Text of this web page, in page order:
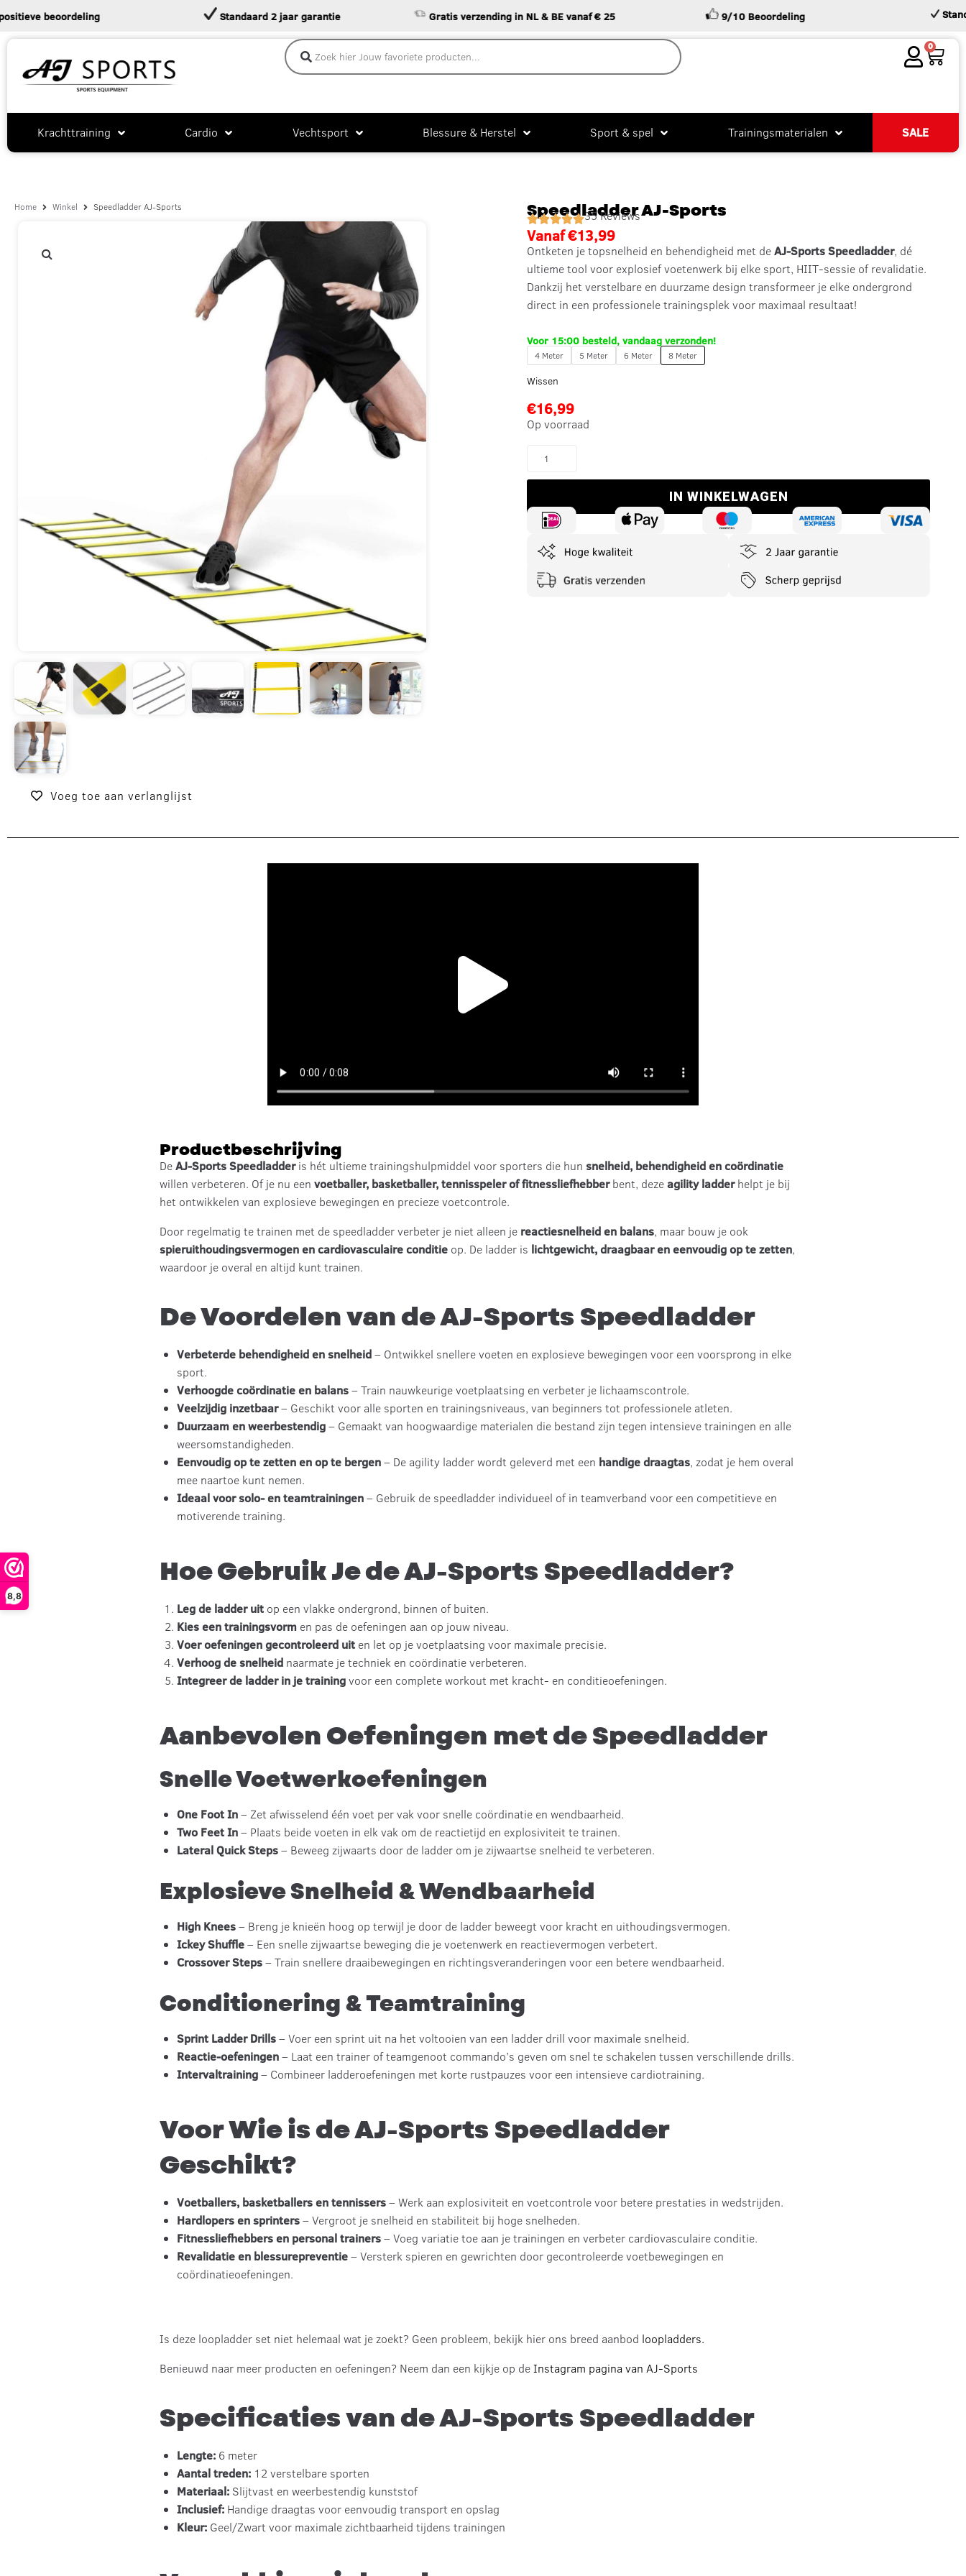
8,8
beoordeling Standaard 2 jaar garantie Gratis verzending in NL & BE vanaf € 25 9/10 Beoordeling
0
Krachttraining Cardio Vechtsport Blessure & Herstel Sport & spel Trainingsmaterialen SALE
Home Winkel Speedladder AJ-Sports
Voeg toe aan verlanglijst
Speedladder AJ-Sports
35 Reviews
Vanaf€13,99
Ontketen je topsnelheid en behendigheid met deAJ-Sports Speedladder, dé
ultieme tool voor explosief voetenwerk bij elke sport, HIIT-sessie of revalidatie.
Dankzij het verstelbare en duurzame design transformeer je elke ondergrond
direct in een professionele trainingsplek voor maximaal resultaat!
Voor 15:00 besteld, vandaag verzonden!
4 Meter 5 Meter 6 Meter 8 Meter
Wissen
€16,99
Op voorraad
IN WINKELWAGEN
Productbeschrijving
DeAJ-Sports Speedladderis hét ultieme trainingshulpmiddel voor sporters die hun snelheid, behendigheid en coördinatie
willen verbeteren. Of je nu een voetballer, basketballer, tennisspeler of fitnessliefhebberbent, dezeagility ladderhelpt je bij
het ontwikkelen van explosieve bewegingen en precieze voetcontrole.
Door regelmatig te trainen met de speedladder verbeter je niet alleen je reactiesnelheid en balans, maar bouw je ook
spieruithoudingsvermogen en cardiovasculaire conditie op. De ladder is lichtgewicht, draagbaar en eenvoudig op te zetten,
waardoor je overal en altijd kunt trainen.
De Voordelen van de AJ-Sports Speedladder
Verbeterde behendigheid en snelheid– Ontwikkel snellere voeten en explosieve bewegingen voor een voorsprong in elke
sport.
Verhoogde coördinatie en balans– Train nauwkeurige voetplaatsing en verbeter je lichaamscontrole.
Veelzijdig inzetbaar– Geschikt voor alle sporten en trainingsniveaus, van beginners tot professionele atleten.
Duurzaam en weerbestendig– Gemaakt van hoogwaardige materialen die bestand zijn tegen intensieve trainingen en alle
weersomstandigheden.
Eenvoudig op te zetten en op te bergen– De agility ladder wordt geleverd met een handige draagtas, zodat je hem overal
mee naartoe kunt nemen.
Ideaal voor solo- en teamtrainingen– Gebruik de speedladder individueel of in teamverband voor een competitieve en
motiverende training.
Hoe Gebruik Je de AJ-Sports Speedladder?
Leg de ladder uit op een vlakke ondergrond, binnen of buiten.
Kies een trainingsvorm en pas de oefeningen aan op jouw niveau.
Voer oefeningen gecontroleerd uit en let op je voetplaatsing voor maximale precisie.
Verhoog de snelheid naarmate je techniek en coördinatie verbeteren.
Integreer de ladder in je trainingvoor een complete workout met kracht- en conditieoefeningen.
Aanbevolen Oefeningen met de Speedladder
Snelle Voetwerkoefeningen
One Foot In– Zet afwisselend één voet per vak voor snelle coördinatie en wendbaarheid.
Two Feet In– Plaats beide voeten in elk vak om de reactietijd en explosiviteit te trainen.
Lateral Quick Steps– Beweeg zijwaarts door de ladder om je zijwaartse snelheid te verbeteren.
Explosieve Snelheid & Wendbaarheid
High Knees– Breng je knieën hoog op terwijl je door de ladder beweegt voor kracht en uithoudingsvermogen.
Ickey Shuffle– Een snelle zijwaartse beweging die je voetenwerk en reactievermogen verbetert.
Crossover Steps– Train snellere draaibewegingen en richtingsveranderingen voor een betere wendbaarheid.
Conditionering & Teamtraining
Sprint Ladder Drills– Voer een sprint uit na het voltooien van een ladder drill voor maximale snelheid.
Reactie-oefeningen– Laat een trainer of teamgenoot commando’s geven om snel te schakelen tussen verschillende drills.
Intervaltraining– Combineer ladderoefeningen met korte rustpauzes voor een intensieve cardiotraining.
Voor Wie is de AJ-Sports Speedladder
Geschikt?
Voetballers, basketballers en tennissers– Werk aan explosiviteit en voetcontrole voor betere prestaties in wedstrijden.
Hardlopers en sprinters– Vergroot je snelheid en stabiliteit bij hoge snelheden.
Fitnessliefhebbers en personal trainers– Voeg variatie toe aan je trainingen en verbeter cardiovasculaire conditie.
Revalidatie en blessurepreventie– Versterk spieren en gewrichten door gecontroleerde voetbewegingen en
coördinatieoefeningen.
Is deze loopladder set niet helemaal wat je zoekt? Geen probleem, bekijk hier ons breed aanbod loopladders.
Benieuwd naar meer producten en oefeningen? Neem dan een kijkje op deInstagram pagina van AJ-Sports
Specificaties van de AJ-Sports Speedladder
Lengte: 6 meter
Aantal treden: 12 verstelbare sporten
Materiaal: Slijtvast en weerbestendig kunststof
Inclusief: Handige draagtas voor eenvoudig transport en opslag
Kleur: Geel/Zwart voor maximale zichtbaarheid tijdens trainingen